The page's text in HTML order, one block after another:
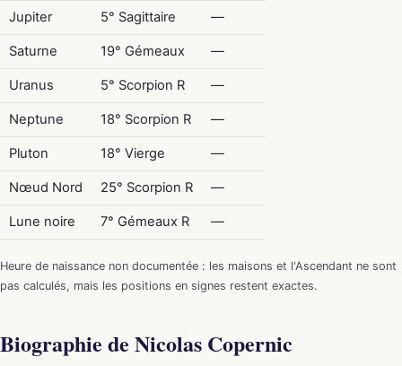
Jupiter 5° Sagittaire —
Saturne 19° Gémeaux —
Uranus 5° Scorpion R —
Neptune 18° Scorpion R —
Pluton 18° Vierge —
Nœud Nord 25° Scorpion R —
Lune noire 7° Gémeaux R —
Heure de naissance non documentée : les maisons et l'Ascendant ne sont
pas calculés, mais les positions en signes restent exactes.
Biographie de Nicolas Copernic